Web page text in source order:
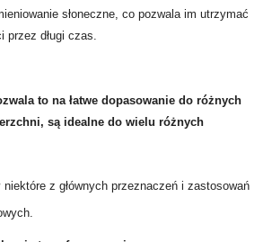
słoneczne, co pozwala im utrzymać
przez długi czas.
to na łatwe dopasowanie do różnych
są idealne do wielu różnych
z głównych przeznaczeń i zastosowań